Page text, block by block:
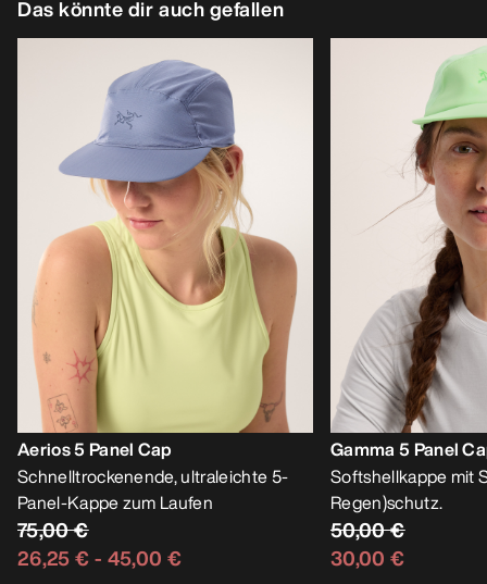
Das könnte dir auch gefallen
Aerios 5 Panel Cap
Schnelltrockenende, ultraleichte 5-
Panel-Kappe zum Laufen
75,00 €
26,25 €- 45,00 €
Gamma 5 Panel
Softshellkappe mit
Regen)schutz.
50,00 €
30,00 €